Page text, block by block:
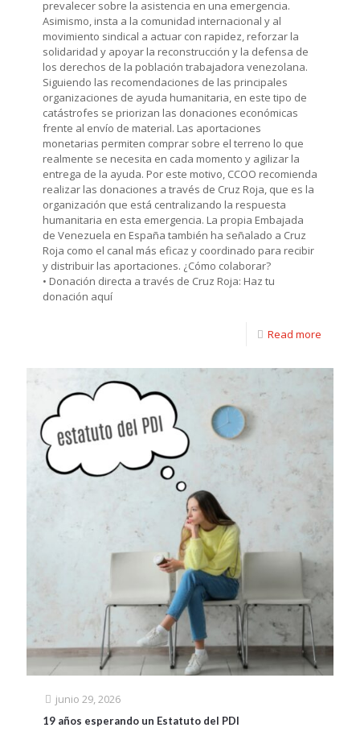
prevalecer sobre la asistencia en una emergencia.
Asimismo, insta a la comunidad internacional y al
movimiento sindical a actuar con rapidez, reforzar la
solidaridad y apoyar la reconstrucción y la defensa de
los derechos de la población trabajadora venezolana.
Siguiendo las recomendaciones de las principales
organizaciones de ayuda humanitaria, en este tipo de
catástrofes se priorizan las donaciones económicas
frente al envío de material. Las aportaciones
monetarias permiten comprar sobre el terreno lo que
realmente se necesita en cada momento y agilizar la
entrega de la ayuda. Por este motivo, CCOO recomienda
realizar las donaciones a través de Cruz Roja, que es la
organización que está centralizando la respuesta
humanitaria en esta emergencia. La propia Embajada
de Venezuela en España también ha señalado a Cruz
Roja como el canal más eficaz y coordinado para recibir
y distribuir las aportaciones. ¿Cómo colaborar?
• Donación directa a través de Cruz Roja: Haz tu
donación aquí
Read more
junio 29, 2026
19 años esperando un Estatuto del PDI